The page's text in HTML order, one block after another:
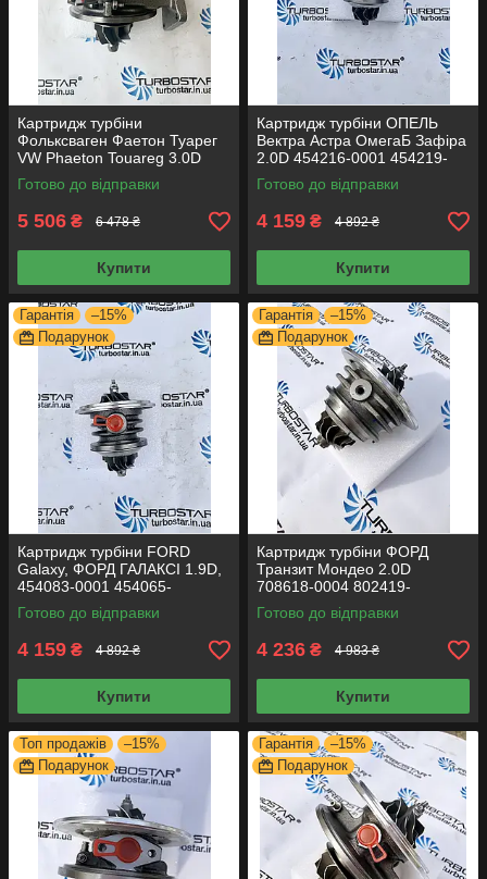
Картридж турбіни
Фольксваген Фаетон Туарег
VW Phaeton Touareg 3.0D
53049700050 53049700054
Готово до відправки
5 506 ₴ 6 478 ₴
Купити
Картридж турбіни ОПЕЛЬ
Вектра Астра ОмегаБ Зафіра
2.0D 454216-0001 454219-
0002 454219-0004
Готово до відправки
4 159 ₴ 4 892 ₴
Купити
Гарантія
–15%
Подарунок
Картридж турбіни FORD
Galaxy, ФОРД ГАЛАКСІ 1.9D,
454083-0001 454065-
0002 454082-0001 454092-
0001
Готово до відправки
4 159 ₴ 4 892 ₴
Купити
Гарантія
–15%
Подарунок
Картридж турбіни ФОРД
Транзит Мондео 2.0D
708618-0004 802419-
0002 714716-0004 726194-
0001 709035-0004
Готово до відправки
4 236 ₴ 4 983 ₴
Купити
Топ продажів
–15%
Подарунок
Гарантія
–15%
Подарунок